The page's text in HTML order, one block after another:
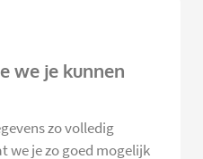
we je kunnen
zo volledig
we je zo goed mogelijk